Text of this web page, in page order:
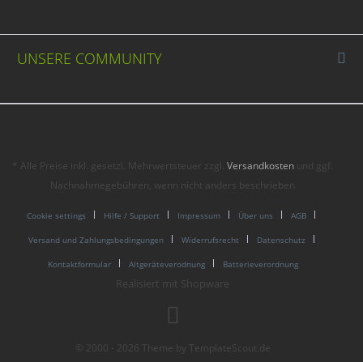
UNSERE COMMUNITY
* Alle Preise inkl. gesetzl. Mehrwertsteuer zzgl.Versandkosten und ggf.
Nachnahmegebühren, wenn nicht anders beschrieben
Cookie settings Hilfe / Support Impressum Über uns AGB
Versand und Zahlungsbedingungen Widerrufsrecht Datenschutz
Kontaktformular Altgeräteverodnung Batterieverordnung
Realisiert mit Shopware
© 2000 - 2026 Theme by TemplateScout.de